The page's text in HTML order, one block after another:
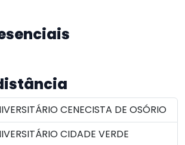
CENECISTA DE OSÓRIO
CIDADE VERDE